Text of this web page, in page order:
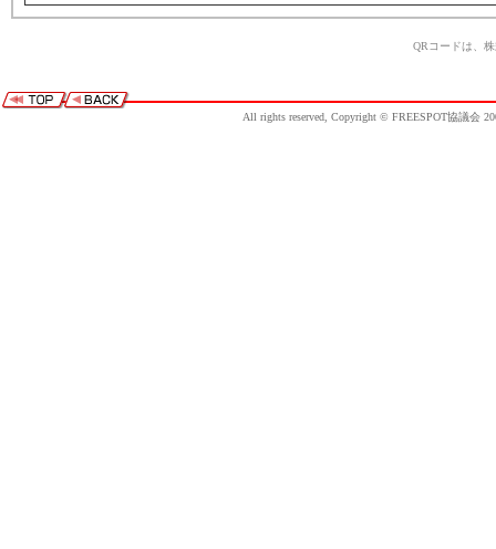
QRコードは、
All rights reserved, Copyright © FREESPOT協議会